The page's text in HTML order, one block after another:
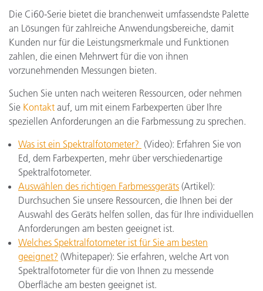
Die Ci60-Serie bietet die branchenweit umfassendste Palette
an Lösungen für zahlreiche Anwendungsbereiche, damit
Kunden nur für die Leistungsmerkmale und Funktionen
zahlen, die einen Mehrwert für die von ihnen
vorzunehmenden Messungen bieten.
Suchen Sie unten nach weiteren Ressourcen, oder nehmen
Sie Kontakt auf, um mit einem Farbexperten über Ihre
speziellen Anforderungen an die Farbmessung zu sprechen.
Was ist ein Spektralfotometer? (Video): Erfahren Sie von
Ed, dem Farbexperten, mehr über verschiedenartige
Spektralfotometer.
Auswählen des richtigen Farbmessgeräts (Artikel):
Durchsuchen Sie unsere Ressourcen, die Ihnen bei der
Auswahl des Geräts helfen sollen, das für Ihre individuellen
Anforderungen am besten geeignet ist.
Welches Spektralfotometer ist für Sie am besten
geeignet? (Whitepaper): Sie erfahren, welche Art von
Spektralfotometer für die von Ihnen zu messende
Oberfläche am besten geeignet ist.